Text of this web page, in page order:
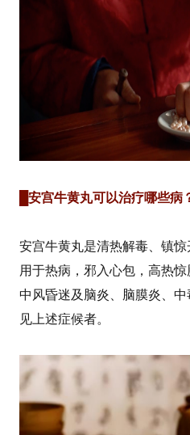
█安宫牛黄丸可以治疗哪些病
安宫牛黄丸是清热解毒、镇惊
用于热病，邪入心包，高热惊
中风昏迷及脑炎、脑膜炎、
见上述症候者。